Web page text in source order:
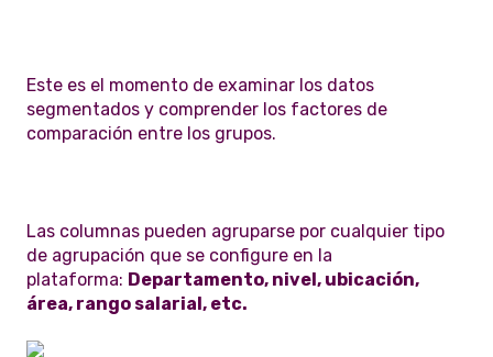
Este es el momento de examinar los datos
segmentados y comprender los factores de
comparación entre los grupos.
Las columnas pueden agruparse por cualquier tipo
de agrupación que se configure en la
plataforma: Departamento, nivel, ubicación,
área, rango salarial, etc.